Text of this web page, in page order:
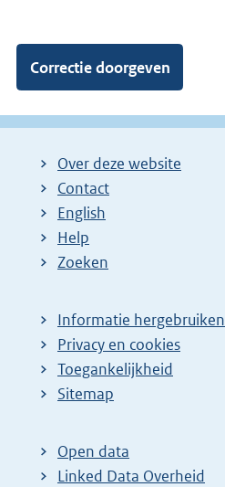
Over deze website
Contact
English
Help
Zoeken
Informatie hergebruiken
Privacy en cookies
Toegankelijkheid
Sitemap
Open data
Linked Data Overheid